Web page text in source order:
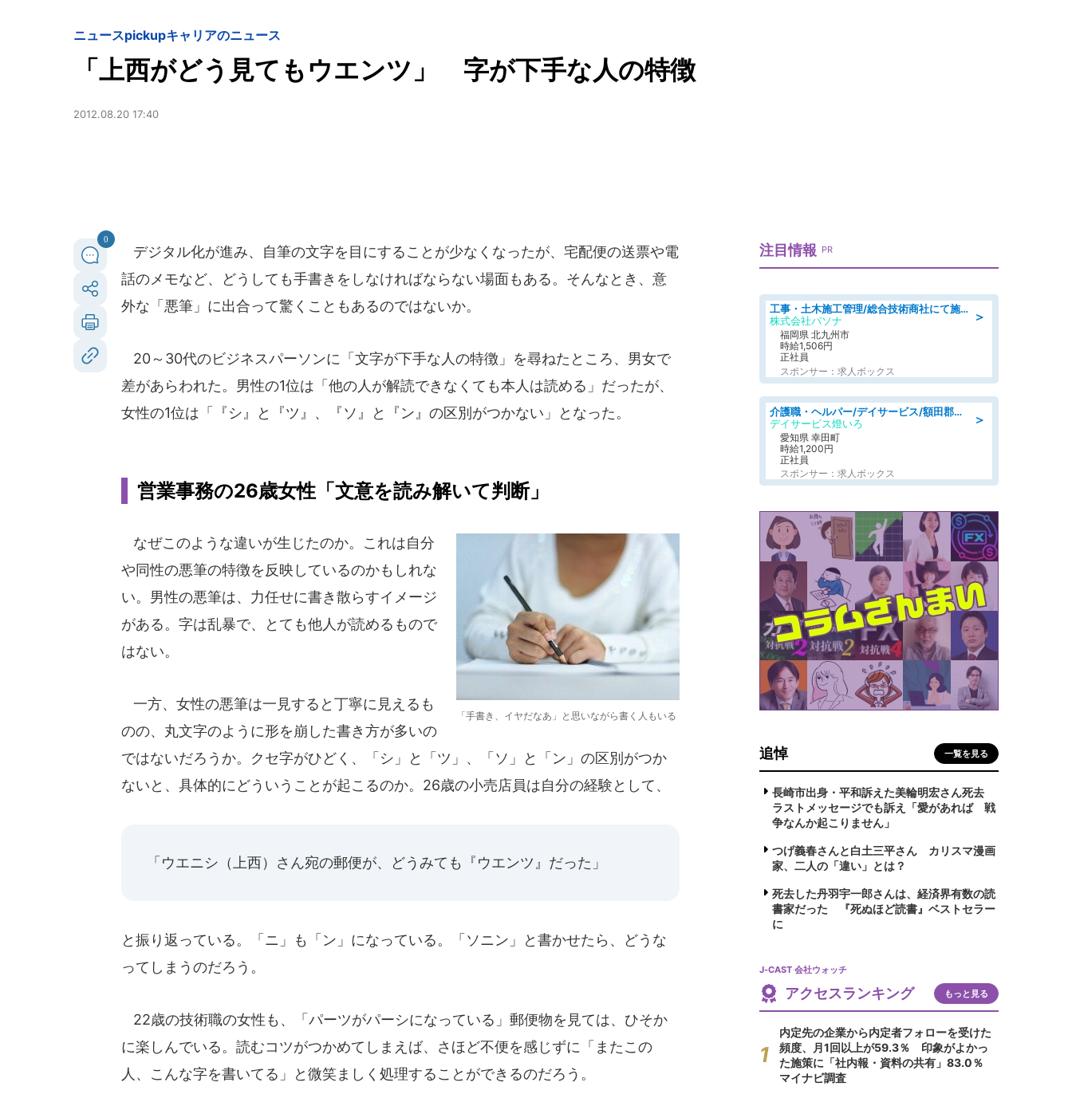
ニュースpickupキャリアのニュース
「上西がどう見てもウエンツ」 字が下手な人の特徴
2012.08.20 17:40
0
デジタル化が進み、自筆の文字を目にすることが少なくなったが、宅配便の送票や電
話のメモなど、どうしても手書きをしなければならない場面もある。そんなとき、意
外な「悪筆」に出合って驚くこともあるのではないか。
20～30代のビジネスパーソンに「文字が下手な人の特徴」を尋ねたところ、男女で
差があらわれた。男性の1位は「他の人が解読できなくても本人は読める」だったが、
女性の1位は「『シ』と『ツ』、『ソ』と『ン』の区別がつかない」となった。
営業事務の26歳女性「文意を読み解いて判断」
「手書き、イヤだなあ」と思いながら書く人もいる
なぜこのような違いが生じたのか。これは自分
や同性の悪筆の特徴を反映しているのかもしれな
い。男性の悪筆は、力任せに書き散らすイメージ
がある。字は乱暴で、とても他人が読めるもので
はない。
一方、女性の悪筆は一見すると丁寧に見えるも
のの、丸文字のように形を崩した書き方が多いの
ではないだろうか。クセ字がひどく、「シ」と「ツ」、「ソ」と「ン」の区別がつか
ないと、具体的にどういうことが起こるのか。26歳の小売店員は自分の経験として、
「ウエニシ（上西）さん宛の郵便が、どうみても『ウエンツ』だった」
と振り返っている。「ニ」も「ン」になっている。「ソニン」と書かせたら、どうな
ってしまうのだろう。
22歳の技術職の女性も、「パーツがパーシになっている」郵便物を見ては、ひそか
に楽しんでいる。読むコツがつかめてしまえば、さほど不便を感じずに「またこの
人、こんな字を書いてる」と微笑ましく処理することができるのだろう。
注目情報 PR
＞
工事・土木施工管理/総合技術商社にて施工管理のお仕事/即日勤務可/車通勤可/工事・土木施工管理/生産・品質管理
株式会社パソナ
福岡県 北九州市
時給1,506円
正社員
スポンサー：求人ボックス
＞
介護職・ヘルパー/デイサービス/額田郡幸田町/JR東海道本線 幸田/愛知県
デイサービス燈いろ
愛知県 幸田町
時給1,200円
正社員
スポンサー：求人ボックス
追悼 一覧を見る
長崎市出身・平和訴えた美輪明宏さん死去
ラストメッセージでも訴え「愛があれば 戦
争なんか起こりません」
つげ義春さんと白土三平さん カリスマ漫画
家、二人の「違い」とは？
死去した丹羽宇一郎さんは、経済界有数の読
書家だった 『死ぬほど読書』ベストセラー
に
J-CAST 会社ウォッチ
アクセスランキング もっと見る
内定先の企業から内定者フォローを受けた
頻度、月1回以上が59.3％ 印象がよかっ
た施策に「社内報・資料の共有」83.0％
マイナビ調査